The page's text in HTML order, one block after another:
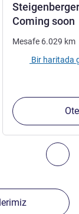
:, Yakınlardaki
Coming soon
Mesafe 6.029 km
Bir haritada